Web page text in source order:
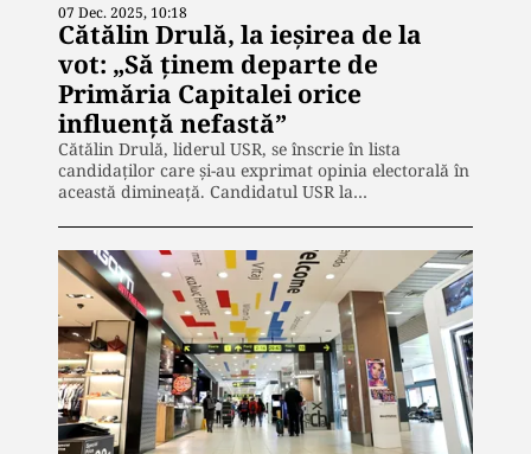
07 Dec. 2025, 10:18
Cătălin Drulă, la ieşirea de la
vot: „Să ținem departe de
Primăria Capitalei orice
influență nefastă”
Cătălin Drulă, liderul USR, se înscrie în lista
candidaţilor care şi-au exprimat opinia electorală în
această dimineaţă. Candidatul USR la…